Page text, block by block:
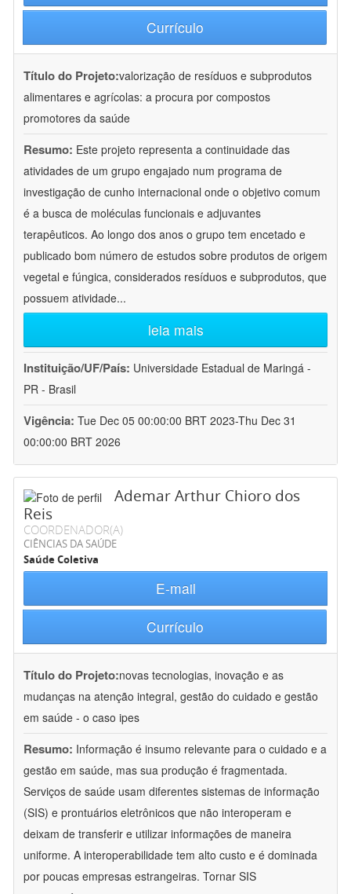
Currículo
Título do Projeto:valorização de resíduos e subprodutos
alimentares e agrícolas: a procura por compostos
promotores da saúde
Resumo: Este projeto representa a continuidade das
atividades de um grupo engajado num programa de
investigação de cunho internacional onde o objetivo comum
é a busca de moléculas funcionais e adjuvantes
terapêuticos. Ao longo dos anos o grupo tem encetado e
publicado bom número de estudos sobre produtos de origem
vegetal e fúngica, considerados resíduos e subprodutos, que
possuem atividade...
leia mais
Instituição/UF/País: Universidade Estadual de Maringá -
PR - Brasil
Vigência: Tue Dec 05 00:00:00 BRT 2023-Thu Dec 31
00:00:00 BRT 2026
Ademar Arthur Chioro dos
Reis
COORDENADOR(A)
CIÊNCIAS DA SAÚDE
Saúde Coletiva
E-mail
Currículo
Título do Projeto:novas tecnologias, inovação e as
mudanças na atenção integral, gestão do cuidado e gestão
em saúde - o caso ipes
Resumo: Informação é insumo relevante para o cuidado e a
gestão em saúde, mas sua produção é fragmentada.
Serviços de saúde usam diferentes sistemas de informação
(SIS) e prontuários eletrônicos que não interoperam e
deixam de transferir e utilizar informações de maneira
uniforme. A interoperabilidade tem alto custo e é dominada
por poucas empresas estrangeiras. Tornar SIS